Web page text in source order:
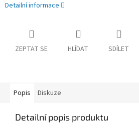
Detailní informace
ZEPTAT SE HLÍDAT SDÍLET
Popis Diskuze
Detailní popis produktu